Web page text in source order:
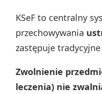
KSeF to centralny
przechowywania
zastępuje
Zwolnienie
leczenia) nie